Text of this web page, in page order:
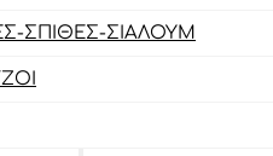
ΣΠΊΘΕΣ-ΣΊΑΛΟΥΜ